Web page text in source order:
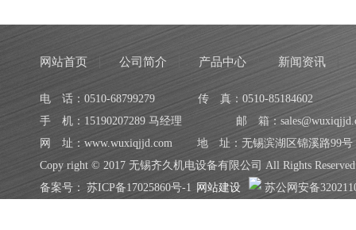
网站首页 公司简介 产品中心 新闻资讯
电 话：0510-68799279
传 真：0510-85184602
手 机：15190207289 马经理
邮 箱：
网 址：www.wuxiqjjd.com
地 址：无锡滨湖区锦溪路99号
Copy right © 2017 无锡齐久机电设备有限公司 All Rights Reserved
备案号： 苏ICP备17025860号-1 网站建设 苏公网安备